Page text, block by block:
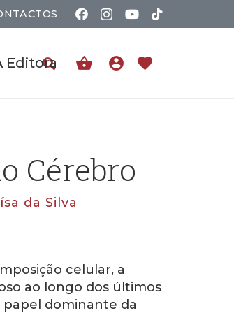
Editora shopping_basket account_circle favorite
Cérebro
da Silva
celular, a
ao longo dos últimos
dominante da